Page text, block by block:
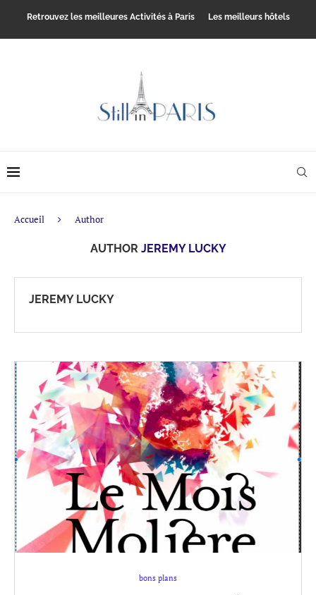
Retrouvez les meilleures Activités à Paris Les meilleurs hôtels
Accueil Author
AUTHOR JEREMY LUCKY
JEREMY LUCKY
bons plans